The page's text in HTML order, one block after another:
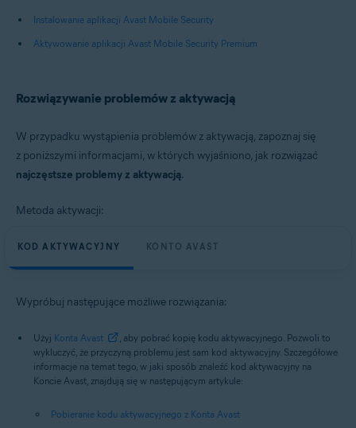
Instalowanie aplikacji Avast Mobile Security
Aktywowanie aplikacji Avast Mobile Security Premium
Rozwiązywanie problemów z aktywacją
W przypadku wystąpienia problemów z aktywacją, zapoznaj się
z poniższymi informacjami, w których wyjaśniono, jak rozwiązać
najczęstsze problemy z aktywacją.
Metoda aktywacji:
KOD AKTYWACYJNY KONTO AVAST
Wypróbuj następujące możliwe rozwiązania:
Użyj Konta Avast
, aby pobrać kopię kodu aktywacyjnego. Pozwoli to
wykluczyć, że przyczyną problemu jest sam kod aktywacyjny. Szczegółowe
informacje na temat tego, w jaki sposób znaleźć kod aktywacyjny na
Koncie Avast, znajdują się w następującym artykule:
Pobieranie kodu aktywacyjnego z Konta Avast